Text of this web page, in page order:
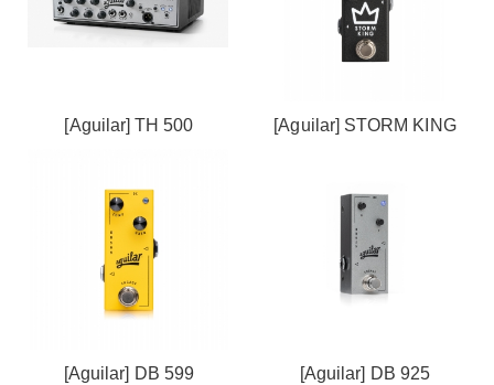
[Aguilar] TH 500 [Aguilar] STORM KING
[Aguilar] DB 599 [Aguilar] DB 925